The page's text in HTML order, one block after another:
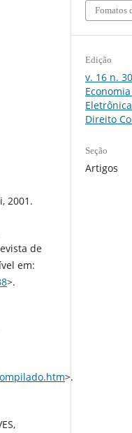
2001.
de
em:
>.
>.
Fomatos
Edição
v. 16 n.
Direito
Seção
Artigos